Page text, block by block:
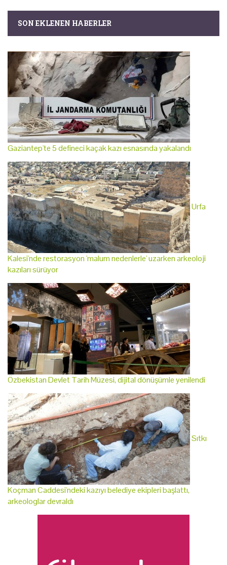
SON EKLENEN HABERLER
Gaziantep'te 5 defineci kaçak kazı esnasında yakalandı
Urfa
Kalesi'nde restorasyon 'malum nedenlerle' uzarken arkeoloji
kazıları sürüyor
Özbekistan Devlet Tarih Müzesi, dijital dönüşümle yenilendi
Sıtkı
Koçman Caddesi'ndeki kazıyı belediye ekipleri başlattı,
arkeologlar devraldı